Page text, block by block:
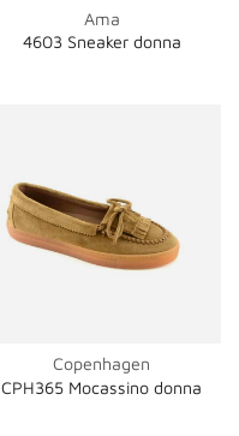
Ama
4603 Sneaker donna
Copenhagen
CPH365 Mocassino donna